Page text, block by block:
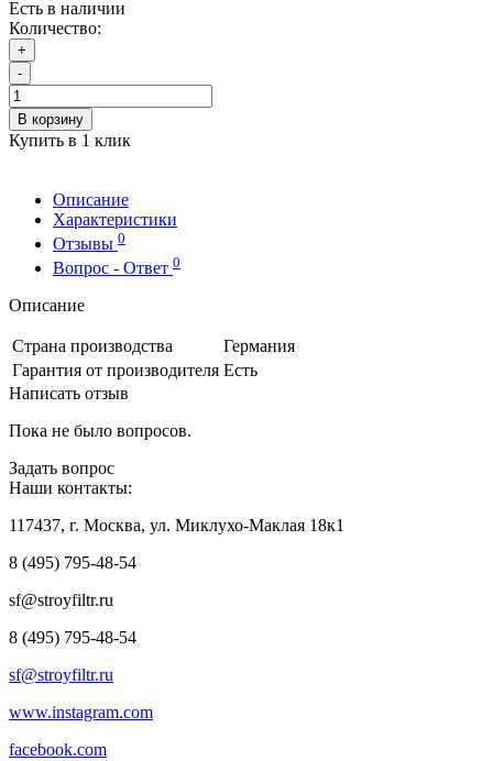
Есть в наличии
Количество:
+
-
В корзину
Купить в 1 клик
Описание
Характеристики
Отзывы 0
Вопрос - Ответ 0
Описание
Страна производства
Германия
Гарантия от производителя Есть
Написать отзыв
Пока не было вопросов.
Задать вопрос
Наши контакты:
117437, г. Москва, ул. Миклухо-Маклая 18к1
8 (495) 795-48-54
sf@stroyfiltr.ru
8 (495) 795-48-54
sf@stroyfiltr.ru
www.instagram.com
facebook.com